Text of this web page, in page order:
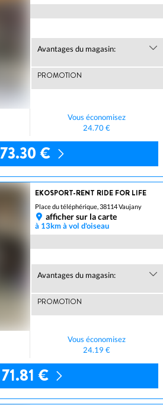
Avantages du magasin:
PROMOTION
Vous économisez
24.70 €
73.30 €
EKOSPORT-RENT RIDE FOR LIFE
Place du téléphérique, 38114 Vaujany
afficher sur la carte
à 13km à vol d'oiseau
Avantages du magasin:
PROMOTION
Vous économisez
24.19 €
71.81 €